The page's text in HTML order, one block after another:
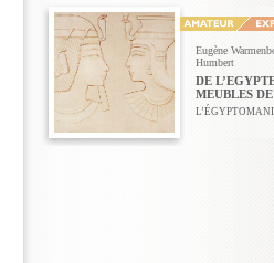
Eugène
Humbert
DE
MEUBLES